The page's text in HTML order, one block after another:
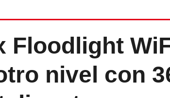
Floodlight
nivel con